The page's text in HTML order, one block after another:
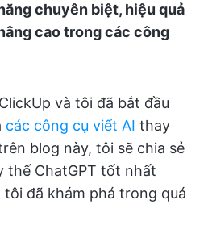
chuyên biệt, hiệu quả
cao trong các công
và tôi đã bắt đầu
các công cụ viết AI thay
blog này, tôi sẽ chia sẻ
thế ChatGPT tốt nhất
đã khám phá trong quá